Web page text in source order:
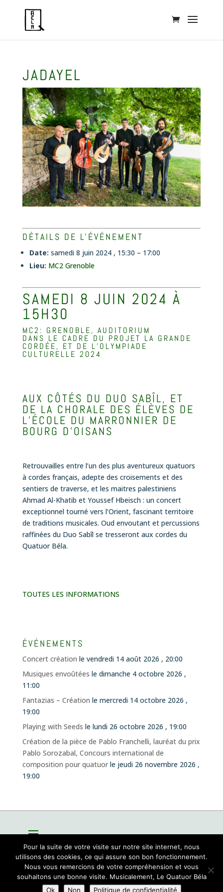
JADAYEL
DÉTAILS DE L'ÉVÉNEMENT
Date: samedi 8 juin 2024 , 15:30 – 17:00
Lieu: MC2 Grenoble
SAMEDI 8 JUIN 2024 À
15H30
MC2: GRENOBLE, AUDITORIUM
DANS LE CADRE DU PROJET LA GRANDE
CORDÉE, ET DE L’OLYMPIADE
CULTURELLE 2024
AUX CÔTÉS DU DUO SABÎL, ET
DE LA CHORALE DES ÉLÈVES DE
L’ÉCOLE DU MARRONNIER DE
BOURG D’OISANS
Retrouvailles entre l’un des plus aventureux quatuors
à cordes français, adepte des croisements et des
sentiers de traverse, et les maitres palestiniens
Ahmad Al-Khatib et Youssef Hbeisch : un concert
exceptionnel tourné vers l’Orient, fascinant territoire
de traditions musicales. Oud envoutant et percussions
raffinées du Duo Sabîl se tresseront aux cordes du
Quatuor Béla.
TOUTES LES INFORMATIONS
ÉVÉNEMENTS
Concert création le vendredi 14 août 2026 , 20:00
Musiques envoûtées le dimanche 4 octobre 2026 ,
11:00
Fantazias – Création le mercredi 14 octobre 2026 ,
19:00
Playing with Seeds le lundi 26 octobre 2026 , 19:00
Création de la pièce de Pablo Franchelli, lauréat du prix
Pablo Sorozabal, Concours international de
composition pour quatuorle jeudi 26 novembre 2026 ,
19:00
Site parSioo studio
Pour la suite de votre visite sur notre site internet, nous
utilisons des cookies, ce qui assure son bon fonctionnement.
Nous vous remercions de votre compréhension et vous
souhaitons une bonne visite. Musicalement, Le Quatuor Béla
Ok
Non Politique de confidentialité